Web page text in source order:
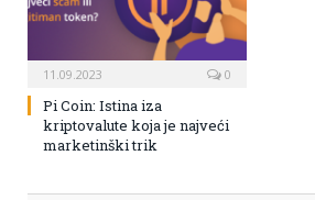
11.09.2023 0
Pi Coin: Istina iza
kriptovalute koja je najveći
marketinški trik